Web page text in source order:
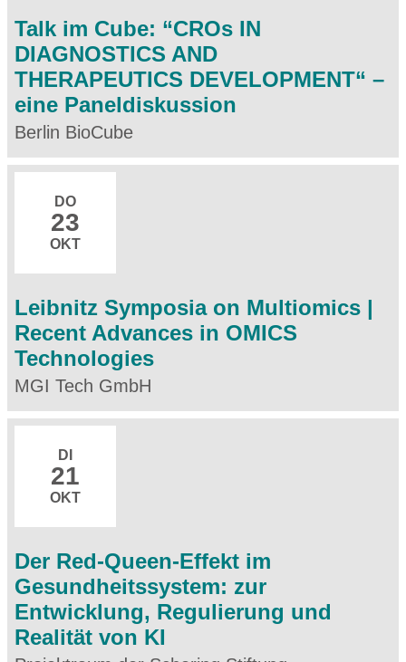
Talk im Cube: “CROs IN
DIAGNOSTICS AND
THERAPEUTICS DEVELOPMENT“ –
eine Paneldiskussion
Berlin BioCube
DO
23
OKT
Leibnitz Symposia on Multiomics |
Recent Advances in OMICS
Technologies
MGI Tech GmbH
DI
21
OKT
Der Red-Queen-Effekt im
Gesundheitssystem: zur
Entwicklung, Regulierung und
Realität von KI